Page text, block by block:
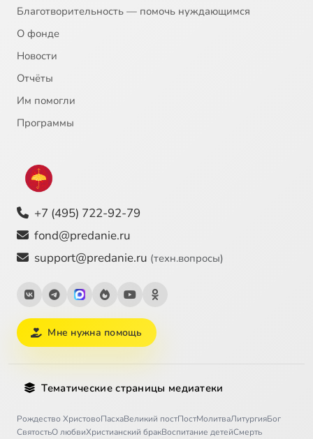
Благотворительность — помочь нуждающимся
О фонде
Новости
Отчёты
Им помогли
Программы
+7 (495) 722-92-79
fond@predanie.ru
support@predanie.ru (техн.вопросы)
Мне нужна помощь
Тематические страницы медиатеки
Рождество ХристовоПасхаВеликий постПостМолитваЛитургияБог
СвятостьО любвиХристианский бракВоспитание детейСмерть